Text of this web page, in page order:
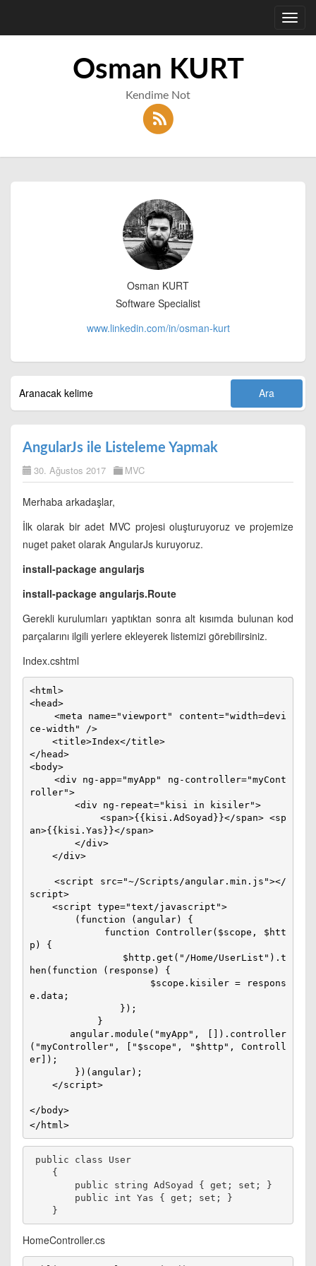
Osman KURT
Kendime Not
Osman KURT
Software Specialist
www.linkedin.com/in/osman-kurt
AngularJs ile Listeleme Yapmak
30. Ağustos 2017 MVC
Merhaba arkadaşlar,
İlk olarak bir adet MVC projesi oluşturuyoruz ve projemize
nuget paket olarak AngularJs kuruyoruz.
install-package angularjs
install-package angularjs.Route
Gerekli kurulumları yaptıktan sonra alt kısımda bulunan kod
parçalarını ilgili yerlere ekleyerek listemizi görebilirsiniz.
Index.cshtml
<html>
<head>
ce-width" />
    <title>Index</title>
</head>
<body>
roller">
        <div ng-repeat="kisi in kisiler">
an>{{kisi.Yas}}</span>
        </div>
    </div>
    <script src="~/Scripts/angular.min.js"></
script>
    <script type="text/javascript">
p) {
hen(function (response) {
e.data;
("myController", ["$scope", "$http", Controll
er]);
    </script>
</body>
</html>
HomeController.cs